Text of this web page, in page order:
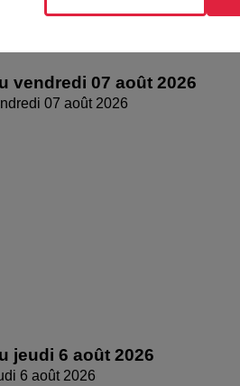
vendredi 07 août 2026
07 août 2026
jeudi 6 août 2026
6 août 2026